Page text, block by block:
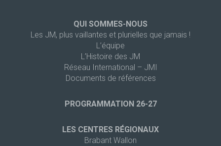
QUI SOMMES-NOUS
Les JM, plus vaillantes et plurielles que jamais !
L’équipe
L’Histoire des JM
Réseau International – JMI
Documents de références
PROGRAMMATION 26-27
LES CENTRES RÉGIONAUX
Brabant Wallon